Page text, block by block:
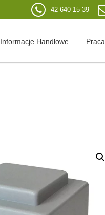
42 640 15 39
Informacje Handlowe Praca